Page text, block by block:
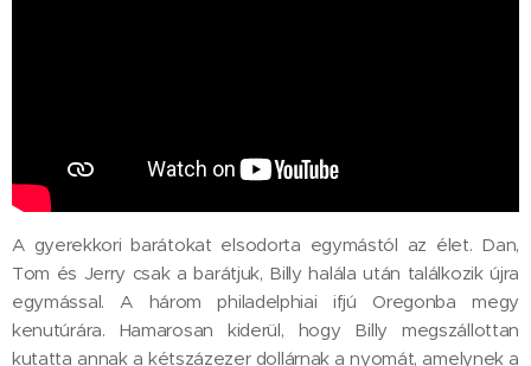
A gyerekkori barátokat elsodorta egymástól az élet. Dan,
Tom és Jerry csak a barátjuk, Billy halála után találkozik újra
egymással. A három philadelphiai ifjú Oregonba megy
kenutúrára. Hamarosan kiderül, hogy Billy megszállottan
kutatta annak a kétszázezer dollárnak a nyomát, amelynek a